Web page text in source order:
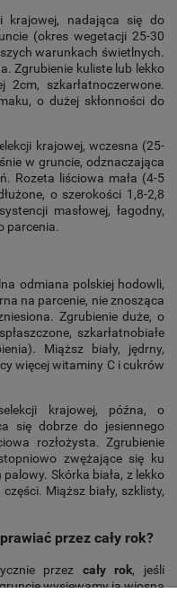
krajowej, nadająca się do
(okres wegetacji 25-30
warunkach świetlnych.
Zgrubienie kuliste lub lekko
2cm, szkarłatnoczerwone.
o dużej skłonności do
krajowej, wczesna (25-
w gruncie, odznaczająca
Rozeta liściowa mała (4-5
o szerokości 1,8-2,8
masłowej, łagodny,
parcenia.
odmiana polskiej hodowli,
na parcenie, nie znosząca
Zgrubienie duże, o
szkarłatnobiałe
Miąższ biały, jędrny,
więcej witaminy C i cukrów
krajowej, późna, o
się dobrze do jesiennego
rozłożysta. Zgrubienie
zwężające się ku
Skórka biała, z lekko
Miąższ biały, szklisty,
przez cały rok?
przez cały rok, jeśli
wysiewamy ją wiosną